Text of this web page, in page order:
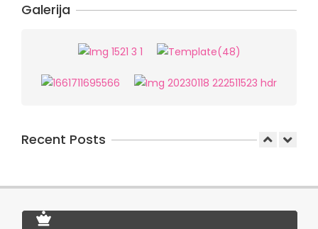
Galerija
Recent Posts
20% popust!